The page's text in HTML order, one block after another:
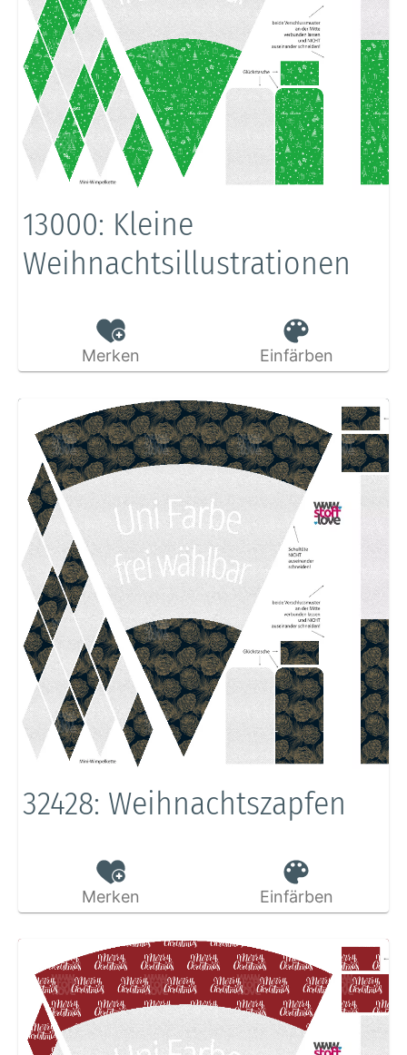
13000: Kleine
Weihnachtsillustrationen
Merken Einfärben
32428: Weihnachtszapfen
Merken Einfärben